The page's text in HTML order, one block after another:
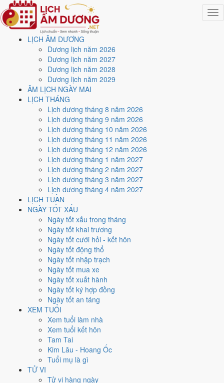
LỊCH ÂM DƯƠNG
Dương lịch năm 2026
Dương lịch năm 2027
Dương lịch năm 2028
Dương lịch năm 2029
ÂM LỊCH NGÀY MAI
LỊCH THÁNG
Lịch dương tháng 8 năm 2026
Lịch dương tháng 9 năm 2026
Lịch dương tháng 10 năm 2026
Lịch dương tháng 11 năm 2026
Lịch dương tháng 12 năm 2026
Lịch dương tháng 1 năm 2027
Lịch dương tháng 2 năm 2027
Lịch dương tháng 3 năm 2027
Lịch dương tháng 4 năm 2027
LỊCH TUẦN
NGÀY TỐT XẤU
Ngày tốt xấu trong tháng
Ngày tốt khai trương
Ngày tốt cưới hỏi - kết hôn
Ngày tốt động thổ
Ngày tốt nhập trạch
Ngày tốt mua xe
Ngày tốt xuất hành
Ngày tốt ký hợp đồng
Ngày tốt an táng
XEM TUỔI
Xem tuổi làm nhà
Xem tuổi kết hôn
Tam Tai
Kim Lâu - Hoang Ốc
Tuổi mụ là gì
TỬ VI
Tử vi hàng ngày
Trang chủ
Lịch năm 2026
Tháng 7/2026
Ngày 5/7/2026 (Canh Thìn)
Xem ngày5/7/2026
lịch - Ngày 21/5 âm lịch
(Canh Thìn) tốt hay xấu?
Ngày 5/7/2026 dương lịch (Chủ Nhật) là ngày 21/5/2026 âm lịch
Canh Thìn- Chi sinh Can, Trực Khai, Sao Hư, nạp âm Bạch
Lạp Kim. Tổng hòa, đây làNgày Bình Hòavới điểm trung bình
cho các việc quan trọng. Giờ Hoàng Đạo trong ngày:
Thân, Dậu, Hợi.
Ngày Dương
Tháng 7 năm 2026
Tháng 5 âm năm 2026
Tiết Hạ Chí
Bính Tý
Bính Ngọ